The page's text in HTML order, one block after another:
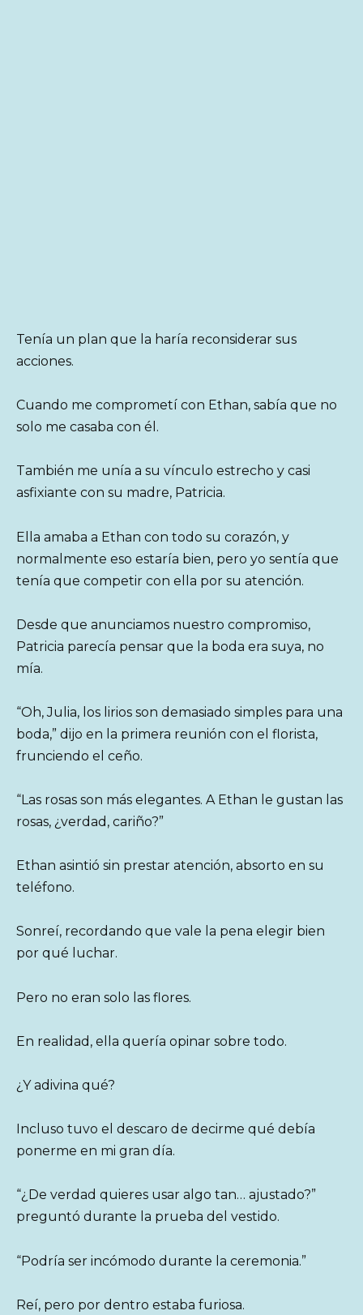
Tenía un plan que la haría reconsiderar sus
acciones.
Cuando me comprometí con Ethan, sabía que no
solo me casaba con él.
También me unía a su vínculo estrecho y casi
asfixiante con su madre, Patricia.
Ella amaba a Ethan con todo su corazón, y
normalmente eso estaría bien, pero yo sentía que
tenía que competir con ella por su atención.
Desde que anunciamos nuestro compromiso,
Patricia parecía pensar que la boda era suya, no
mía.
“Oh, Julia, los lirios son demasiado simples para una
boda,” dijo en la primera reunión con el florista,
frunciendo el ceño.
“Las rosas son más elegantes. A Ethan le gustan las
rosas, ¿verdad, cariño?”
Ethan asintió sin prestar atención, absorto en su
teléfono.
Sonreí, recordando que vale la pena elegir bien
por qué luchar.
Pero no eran solo las flores.
En realidad, ella quería opinar sobre todo.
¿Y adivina qué?
Incluso tuvo el descaro de decirme qué debía
ponerme en mi gran día.
“¿De verdad quieres usar algo tan… ajustado?”
preguntó durante la prueba del vestido.
“Podría ser incómodo durante la ceremonia.”
Reí, pero por dentro estaba furiosa.